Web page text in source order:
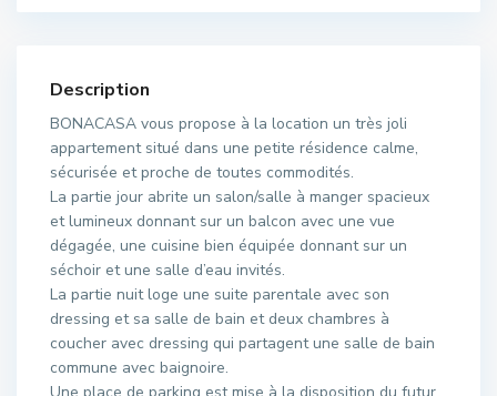
Description
BONACASA vous propose à la location un très joli
appartement situé dans une petite résidence calme,
sécurisée et proche de toutes commodités.
La partie jour abrite un salon/salle à manger spacieux
et lumineux donnant sur un balcon avec une vue
dégagée, une cuisine bien équipée donnant sur un
séchoir et une salle d’eau invités.
La partie nuit loge une suite parentale avec son
dressing et sa salle de bain et deux chambres à
coucher avec dressing qui partagent une salle de bain
commune avec baignoire.